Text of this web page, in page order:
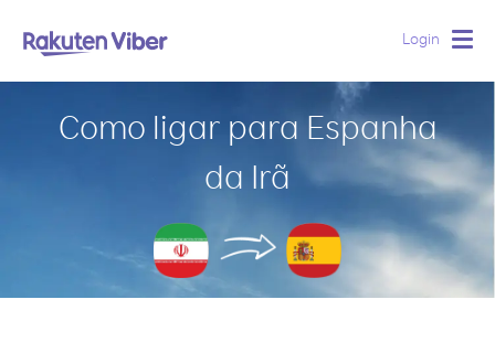
Login
Como ligar para Espanha
da Irã